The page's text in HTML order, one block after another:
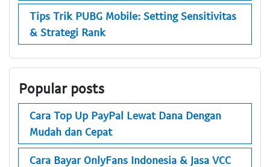
Tips Trik PUBG Mobile: Setting Sensitivitas
& Strategi Rank
Popular posts
Cara Top Up PayPal Lewat Dana Dengan
Mudah dan Cepat
Cara Bayar OnlyFans Indonesia & Jasa VCC